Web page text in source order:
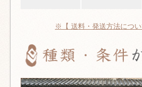
※【 送料・発送方法につ